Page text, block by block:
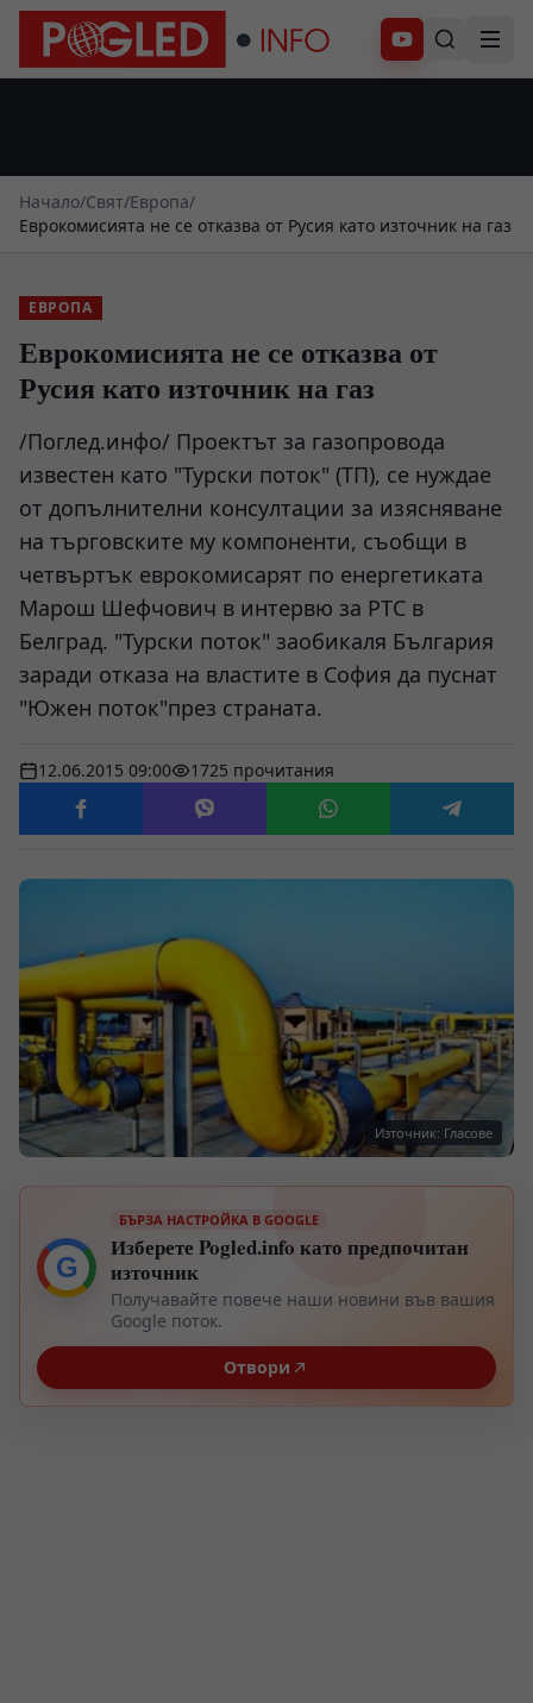
Абонирай се
Начало/Свят/Европа/
Еврокомисията не се отказва от Русия като източник на газ
ЕВРОПА
Еврокомисията не се отказва от
Русия като източник на газ
/Поглед.инфо/ Проектът за газопровода
известен като "Турски поток" (ТП), се нуждае
от допълнителни консултации за изясняване
на търговските му компоненти, съобщи в
четвъртък еврокомисарят по енергетиката
Марош Шефчович в интервю за РТС в
Белград. "Турски поток" заобикаля България
заради отказа на властите в София да пуснат
"Южен поток"през страната.
12.06.2015 09:00 1725 прочитания
Източник: Гласове
G
БЪРЗА НАСТРОЙКА В GOOGLE
Изберете Pogled.info като предпочитан
източник
Получавайте повече наши новини във вашия
Google поток.
Отвори